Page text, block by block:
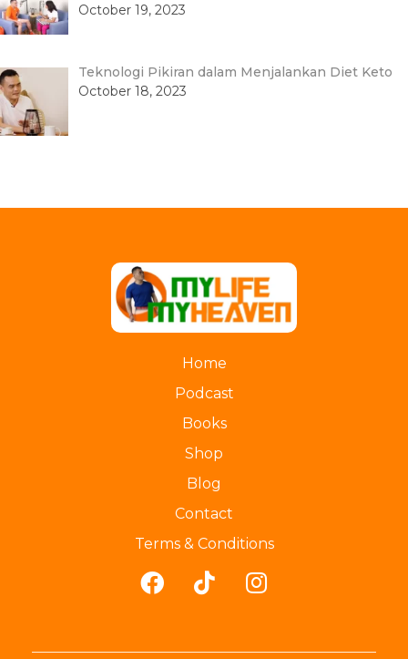
October 19, 2023
Teknologi Pikiran dalam Menjalankan Diet Keto
October 18, 2023
Home
Podcast
Books
Shop
Blog
Contact
Terms & Conditions